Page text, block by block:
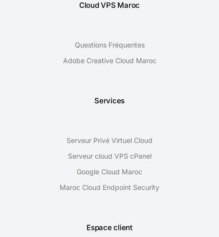
Cloud VPS Maroc
Questions Fréquentes
Adobe Creative Cloud Maroc
Services
Serveur Privé Virtuel Cloud
Serveur cloud VPS cPanel
Google Cloud Maroc
Maroc Cloud Endpoint Security
Espace client